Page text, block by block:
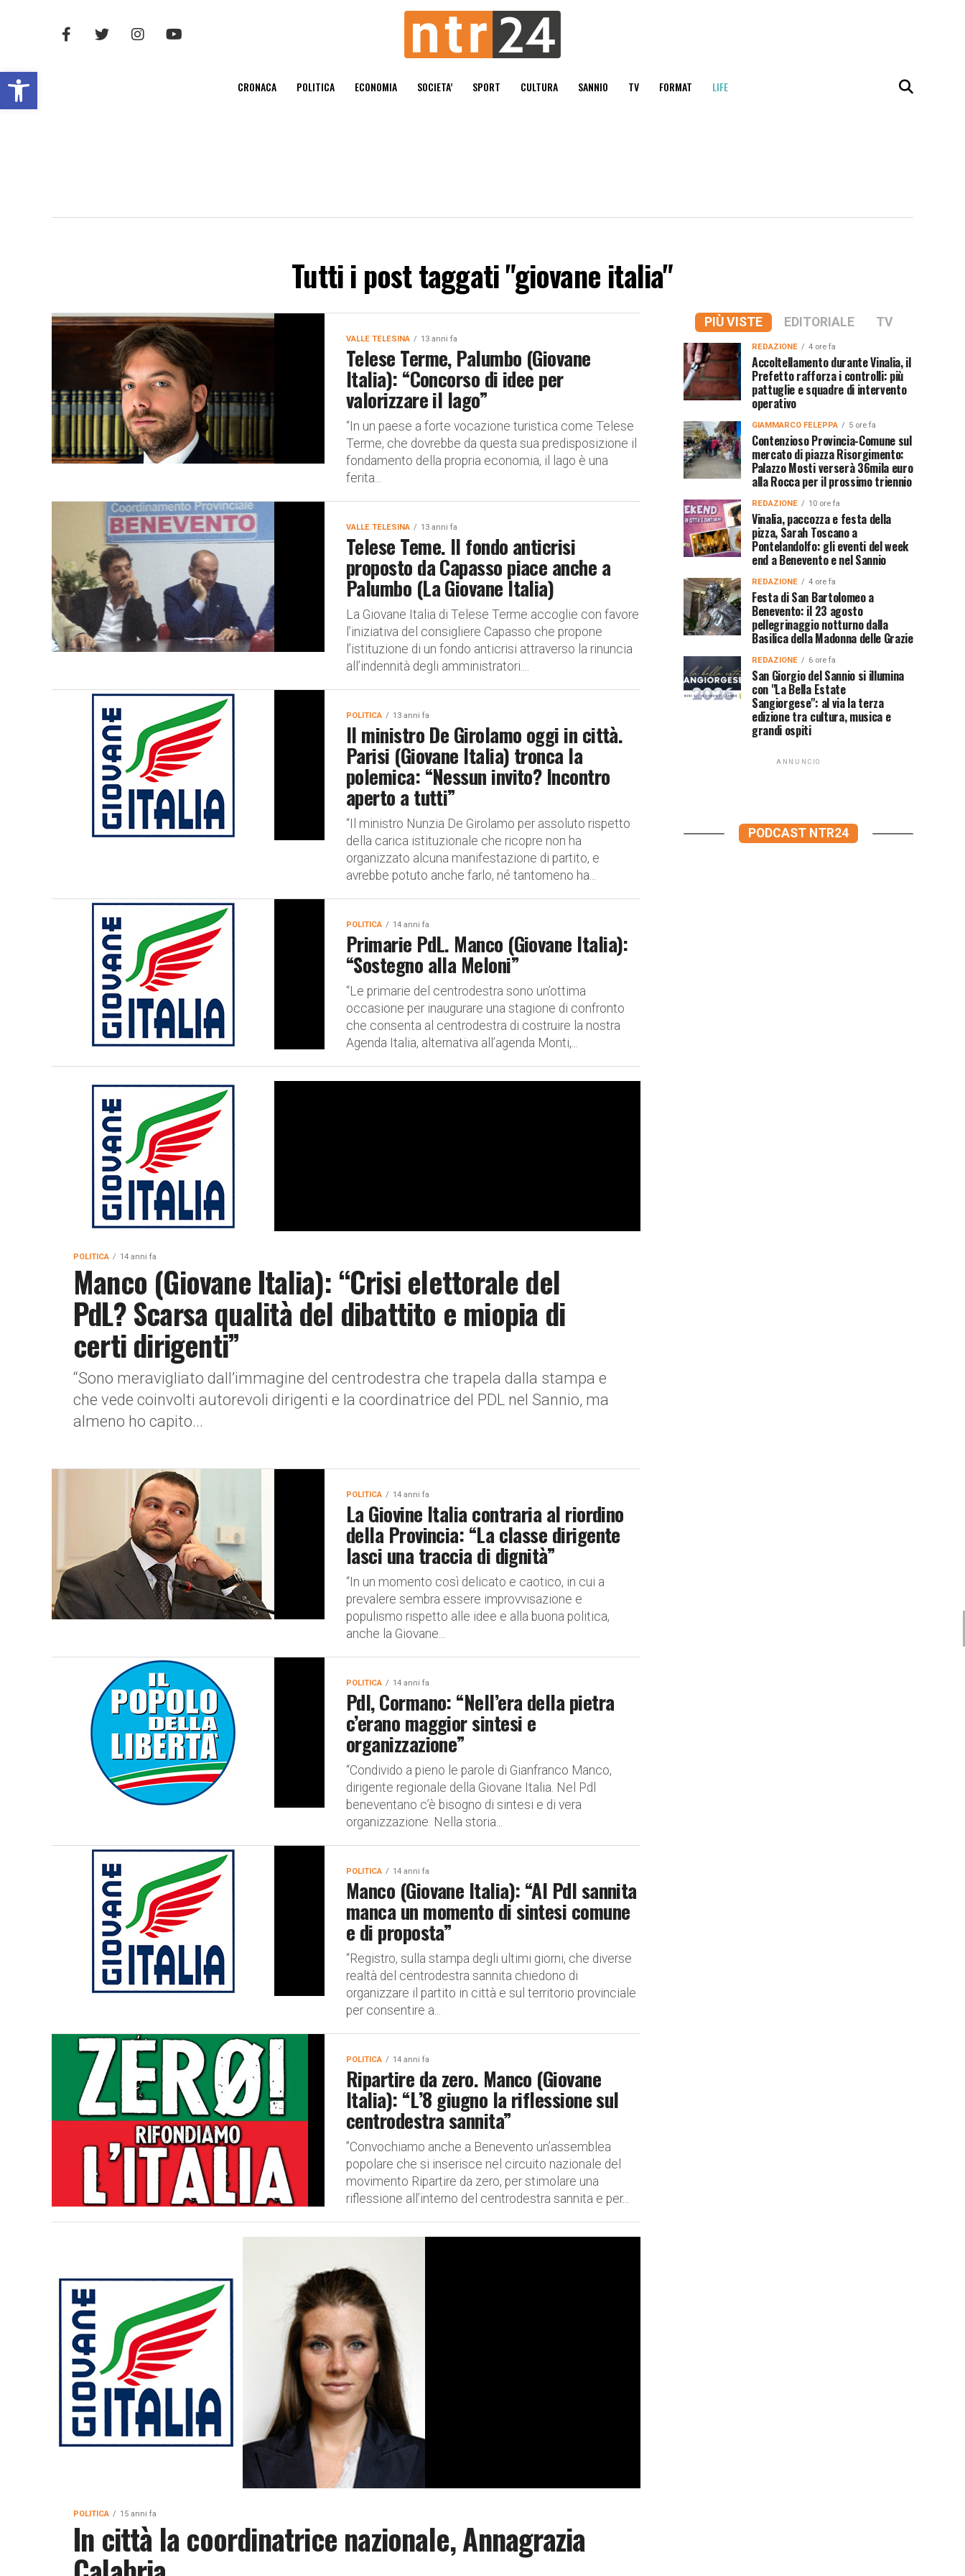
Open toolbar CRONACA POLITICA ECONOMIA SOCIETA’ SPORT CULTURA SANNIO TV FORMAT LIFE
Tutti i post taggati "giovane italia"
VALLE TELESINA 13 anni fa
Telese Terme, Palumbo (Giovane
Italia): “Concorso di idee per
valorizzare il lago”
“In un paese a forte vocazione turistica come Telese
Terme, che dovrebbe da questa sua predisposizione il
fondamento della propria economia, il lago è una
ferita...
VALLE TELESINA 13 anni fa
Telese Teme. Il fondo anticrisi
proposto da Capasso piace anche a
Palumbo (La Giovane Italia)
La Giovane Italia di Telese Terme accoglie con favore
l’iniziativa del consigliere Capasso che propone
l’istituzione di un fondo anticrisi attraverso la rinuncia
all’indennità degli amministratori....
POLITICA 13 anni fa
Il ministro De Girolamo oggi in città.
Parisi (Giovane Italia) tronca la
polemica: “Nessun invito? Incontro
aperto a tutti”
“Il ministro Nunzia De Girolamo per assoluto rispetto
della carica istituzionale che ricopre non ha
organizzato alcuna manifestazione di partito, e
avrebbe potuto anche farlo, né tantomeno ha...
POLITICA 14 anni fa
Primarie PdL. Manco (Giovane Italia):
“Sostegno alla Meloni”
“Le primarie del centrodestra sono un’ottima
occasione per inaugurare una stagione di confronto
che consenta al centrodestra di costruire la nostra
Agenda Italia, alternativa all’agenda Monti,...
POLITICA 14 anni fa
Manco (Giovane Italia): “Crisi elettorale del
PdL? Scarsa qualità del dibattito e miopia di
certi dirigenti”
“Sono meravigliato dall’immagine del centrodestra che trapela dalla stampa e
che vede coinvolti autorevoli dirigenti e la coordinatrice del PDL nel Sannio, ma
almeno ho capito...
POLITICA 14 anni fa
La Giovine Italia contraria al riordino
della Provincia: “La classe dirigente
lasci una traccia di dignità”
“In un momento così delicato e caotico, in cui a
prevalere sembra essere improvvisazione e
populismo rispetto alle idee e alla buona politica,
anche la Giovane...
POLITICA 14 anni fa
Pdl, Cormano: “Nell’era della pietra
c’erano maggior sintesi e
organizzazione”
“Condivido a pieno le parole di Gianfranco Manco,
dirigente regionale della Giovane Italia. Nel Pdl
beneventano c’è bisogno di sintesi e di vera
organizzazione. Nella storia...
POLITICA 14 anni fa
Manco (Giovane Italia): “Al Pdl sannita
manca un momento di sintesi comune
e di proposta”
“Registro, sulla stampa degli ultimi giorni, che diverse
realtà del centrodestra sannita chiedono di
organizzare il partito in città e sul territorio provinciale
per consentire a...
POLITICA 14 anni fa
Ripartire da zero. Manco (Giovane
Italia): “L’8 giugno la riflessione sul
centrodestra sannita”
”Convochiamo anche a Benevento un’assemblea
popolare che si inserisce nel circuito nazionale del
movimento Ripartire da zero, per stimolare una
riflessione all’interno del centrodestra sannita e per...
POLITICA 15 anni fa
In città la coordinatrice nazionale, Annagrazia
PIÙ VISTE EDITORIALE TV
REDAZIONE 4 ore fa
Accoltellamento durante Vinalia, il
Prefetto rafforza i controlli: più
pattuglie e squadre di intervento
operativo
GIAMMARCO FELEPPA 5 ore fa
Contenzioso Provincia-Comune sul
mercato di piazza Risorgimento:
Palazzo Mosti verserà 36mila euro
alla Rocca per il prossimo triennio
REDAZIONE 10 ore fa
Vinalia, paccozza e festa della
pizza, Sarah Toscano a
Pontelandolfo: gli eventi del week
end a Benevento e nel Sannio
REDAZIONE 4 ore fa
Festa di San Bartolomeo a
Benevento: il 23 agosto
pellegrinaggio notturno dalla
Basilica della Madonna delle Grazie
REDAZIONE 6 ore fa
San Giorgio del Sannio si illumina
con "La Bella Estate
Sangiorgese": al via la terza
edizione tra cultura, musica e
grandi ospiti
ANNUNCIO
PODCAST NTR24